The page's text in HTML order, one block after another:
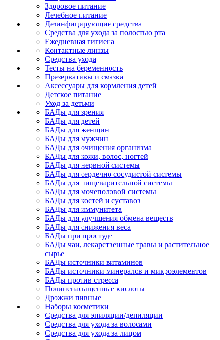
Здоровое питание
Лечебное питание
Дезинфицирующие средства
Средства для ухода за полостью рта
Ежедневная гигиена
Контактные линзы
Средства ухода
Тесты на беременность
Презервативы и смазка
Аксессуары для кормления детей
Детское питание
Уход за детьми
БАДы для зрения
БАДы для детей
БАДы для женщин
БАДы для мужчин
БАДы для очищения организма
БАДы для кожи, волос, ногтей
БАДы для нервной системы
БАДы для сердечно сосудистой системы
БАДы для пищеварительной системы
БАДы для мочеполовой системы
БАДы для костей и суставов
БАДы для иммунитета
БАДы для улучшения обмена веществ
БАДы для снижения веса
БАДы при простуде
БАДы чаи, лекарственные травы и растительное
сырье
БАДы источники витаминов
БАДы источники минералов и микроэлементов
БАДы против стресса
Полиненасыщенные кислоты
Дрожжи пивные
Наборы косметики
Средства для эпиляции/депиляции
Средства для ухода за волосами
Средства для ухода за лицом